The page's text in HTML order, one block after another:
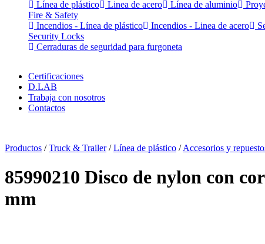
Línea de plástico
Linea de acero Línea de aluminio
Fire & Safety
Incendios - Línea de plástico
Incendios - Linea de acero
Security Locks
Cerraduras de seguridad para furgoneta
Certificaciones
D.LAB
Trabaja con nosotros
Contactos
Productos /Truck & Trailer/Línea de plástico /Accesorios y
85990210 Disco de nylon con
mm